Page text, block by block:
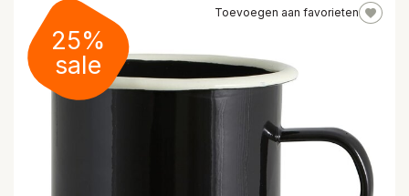
Toevoegen aan favorieten
25%
sale